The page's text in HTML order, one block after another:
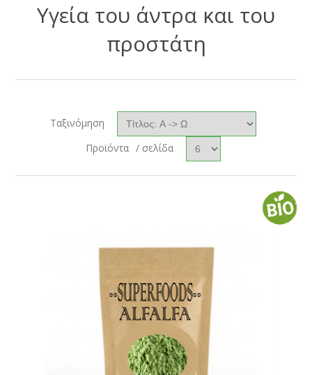
Υγεία του άντρα και του
προστάτη
Ταξινόμηση
Προϊόντα / σελίδα